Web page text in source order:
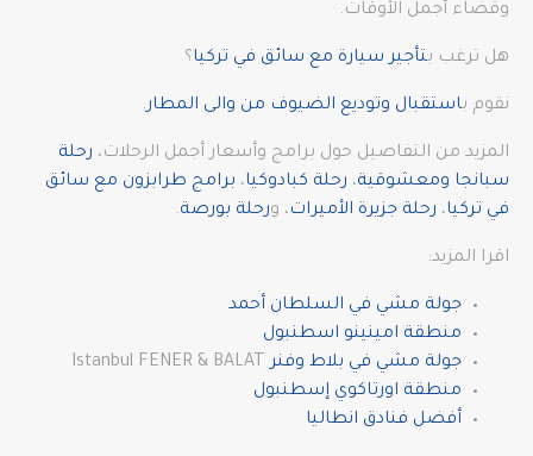
وقضاء أجمل الأوقات.
هل ترغب بتأجير سيارة مع سائق في تركيا ؟
نقوم باستقبال وتوديع الضيوف من والى المطار.
المزيد من التفاصيل حول برامج وأسعار أجمل الرحلات، رحلة
سبانجا ومعشوقية، رحلة كبادوكيا، برامج طرابزون مع سائق
في تركيا، رحلة جزيرة الأميرات، ورحلة بورصة.
اقرا المزيد:
جولة مشي في السلطان أحمد
منطقة امينينو اسطنبول
جولة مشي في بلاط وفنرIstanbul FENER & BALAT
منطقة اورتاكوي إسطنبول
أفضل فنادق انطاليا